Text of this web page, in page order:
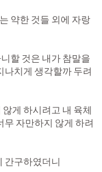
약한 것들 외에 자랑
할 것은 내가 참말을
나치게 생각할까 두려
게 하시려고 내 육체
무 자만하지 않게 하려
간구하였더니